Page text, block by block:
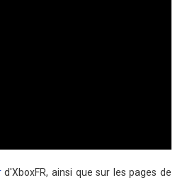
d'XboxFR, ainsi que sur les pages de